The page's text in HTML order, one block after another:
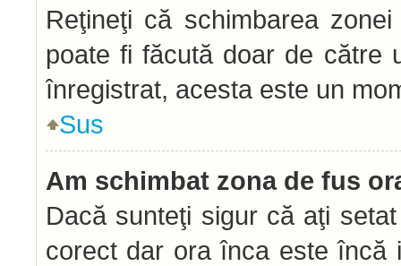
Reţineţi că schimbarea
poate fi făcută doar de către
înregistrat, acesta este un
Sus
Am schimbat zona de fus
Dacă sunteţi sigur că aţi
corect dar ora înca este încă